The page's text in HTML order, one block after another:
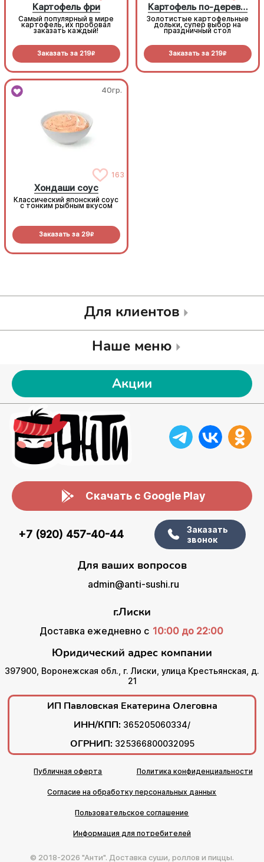
Картофель фри
Самый популярный в мире
картофель, их пробовал
заказать каждый!
Заказать за 219R
Картофель по-деревенски
Золотистые картофельные
дольки, супер выбор на
праздничный стол
Заказать за 219R
40гр.
163
Хондаши соус
Классический японский соус
с тонким рыбным вкусом
Заказать за 29R
Для клиентов
Наше меню
Акции
Скачать с Google Play
+7 (920) 457-40-44
Заказать
звонок
Для ваших вопросов
admin@anti-sushi.ru
г.Лиски
Доставка ежедневно с 10:00 до 22:00
Юридический адрес компании
397900, Воронежская обл., г. Лиски, улица Крестьянская, д.
21
ИП Павловская Екатерина Олеговна
ИНН/КПП: 365205060334/
ОГРНИП: 325366800032095
Публичная оферта Политика конфиденциальности
Согласие на обработку персональных данных
Пользовательское соглашение
Информация для потребителей
© 2018-2026 "Анти". Доставка суши, роллов и пиццы.